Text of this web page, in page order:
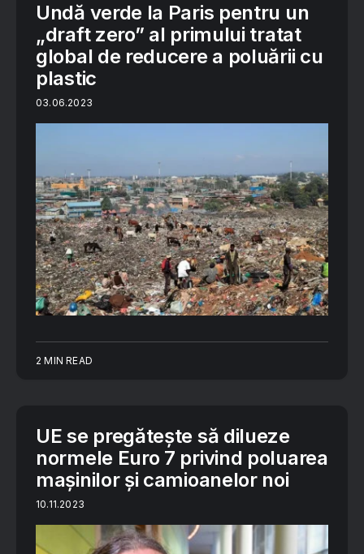
Undă verde la Paris pentru un
„draft zero” al primului tratat
global de reducere a poluării cu
plastic
03.06.2023
2 MIN READ
UE se pregătește să dilueze
normele Euro 7 privind poluarea
mașinilor și camioanelor noi
10.11.2023